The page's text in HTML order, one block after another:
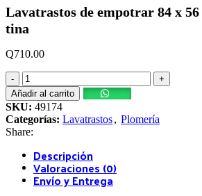
Lavatrastos de empotrar 84 x
tina
Q710.00
Lavatrastos
de
empotrar
84
x
56
x
15
cm,
doble
Añadir al carrito
SKU: 49174
Categorías: Lavatrastos, Plomería
Share:
Descripción
Valoraciones (0)
Envío y Entrega